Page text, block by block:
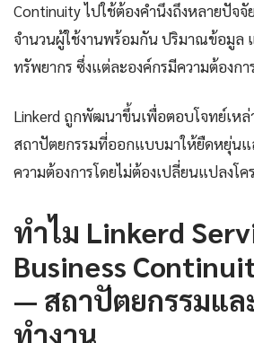
Continuity ไปใช้ต้องคำนึงถึงหลายปัจ
จำนวนผู้ใช้งานพร้อมกัน ปริมาณข้อมูล
ทรัพยากร ซึ่งแต่ละองค์กรมีความต้องก
Linkerd ถูกพัฒนาขึ้นเพื่อตอบโจทย์เหล่
สถาปัตยกรรมที่ออกแบบมาให้ยืดหยุ่นแ
ความต้องการโดยไม่ต้องเปลี่ยนแปลงโ
ทำไม Linkerd
Business
— สถาปัตยกรรมแล
ทำงาน